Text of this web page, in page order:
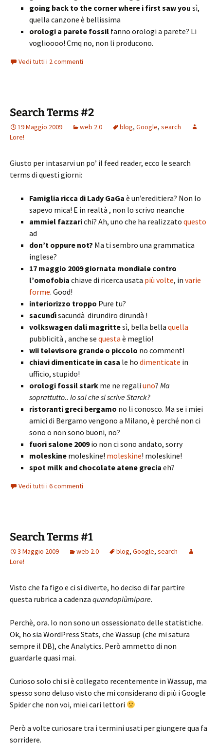
going back to the corner where i first saw you sì,
quella canzone è bellissima
orologi a parete fossil fanno orologi a parete? Li
voglioooo! Cmq no, non li producono.
Vedi tutti i 2 commenti
Search Terms #2
19 Maggio 2009 web 2.0 blog, Google, search
Lore!
Giusto per intasarvi un po’ il feed reader, ecco le search
terms di questi giorni:
Famiglia ricca di Lady GaGa è un’ereditiera? Non lo
sapevo mica! E in realtà , non lo scrivo neanche
ammiel fazzarichi? Ah, uno che ha realizzato questo
ad
don’t oppure not? Ma ti sembro una grammatica
inglese?
17 maggio 2009 giornata mondiale contro
l’omofobia chiave di ricerca usata più volte, in varie
forme. Good!
interiorizzo troppo Pure tu?
sacundìsacundà dirundiro dirundà !
volkswagen dali magrittesì, bella bella quella
pubblicità , anche se questa è meglio!
wii televisore grande o piccolo no comment!
chiavi dimenticate in casa le ho dimenticate in
ufficio, stupido!
orologi fossil stark me ne regali uno? Ma
soprattutto.. lo sai che si scrive Starck?
ristoranti greci bergamo no li conosco. Ma se i miei
amici di Bergamo vengono a Milano, è perché non ci
sono o non sono buoni, no?
fuori salone 2009io non ci sono andato, sorry
moleskine moleskine! moleskine! moleskine!
spot milk and chocolate atene grecia eh?
Vedi tutti i 6 commenti
Search Terms #1
3 Maggio 2009 web 2.0 blog, Google, search
Lore!
Visto che fa figo e ci si diverte, ho deciso di far partire
questa rubrica a cadenza quandopiùmipare.
Perchè, ora. Io non sono un ossessionato delle statistiche.
Ok, ho sia WordPress Stats, che Wassup (che mi satura
sempre il DB), che Analytics. Però ammetto di non
guardarle quasi mai.
Curioso solo chi si è collegato recentemente in Wassup, ma
spesso sono deluso visto che mi considerano di più i Google
Spider che non voi, miei cari lettori
Però a volte curiosare tra i termini usati per giungere qua fa
sorridere.